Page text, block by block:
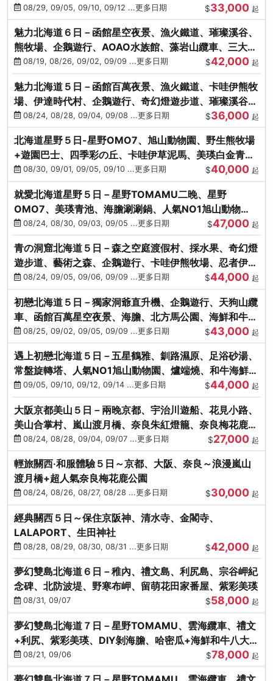
到飽08/29, 09/05, 09/10, 09/12 ...更多日期 $33,000 起
魅力北海道６日－函館星空夜景、漁火鐵道、璀璨溪谷、
熊牧場、企鵝遊行、AOAO水族館、藻岩山纜車、三大螃
蟹吃到飽
08/19, 08/26, 09/02, 09/09 ...更多日期 $42,000 起
魅力北海道５日－函館百萬夜景、漁火鐵道、卡哇伊熊牧
場、伊達時代村、企鵝遊行、奇幻燈遊步道、璀璨溪谷、
人氣NO1小丑漢堡
08/24, 08/28, 09/04, 09/08 ...更多日期 $36,000 起
北海道星野５日-星野OMO7、旭山動物園、野生熊牧場
+遊園巴士、四季彩の丘、卡哇伊草泥馬、美瑛白金青
池、螃蟹吃到飽
08/30, 09/01, 09/05, 09/10 ...更多日期 $40,000 起
就愛北海道星野５日－星野TOMAMU二晚、星野
OMO7、美瑛青池、海膽涮涮鍋、人氣NO1旭山動物
園、海鮮和牛螃蟹吃到飽
08/24, 08/30, 09/03, 09/05 ...更多日期 $47,000 起
青の洞窟北海道５日－森之空庭渡假村、採水果、奇幻燈
遊步道、藝術之森、企鵝遊行、卡哇伊熊牧場、忍者伊達
時代村、螃蟹吃到飽
08/24, 09/05, 09/06, 09/09 ...更多日期 $44,000 起
初戀北海道５日－獨家洞爺直升機、企鵝遊行、天狗山纜
車、函館百萬星空夜景、海膽、北方馬公園、海鮮和牛螃
蟹吃到飽
08/25, 09/02, 09/05, 09/09 ...更多日期 $43,000 起
遇上初戀北海道５日－五星鶴雅、釧路濕原、足浴砂湯、
常盤旋轉塔、人氣NO1旭山動物園、爐端燒、和牛海鮮螃
蟹吃到飽
09/05, 09/10, 09/12, 09/14 ...更多日期 $44,000 起
大阪京都美山５日－兩晚京都、宇治川遊船、花見小路、
美山合掌村、嵐山渡月橋、奈良朱紅燈籠、奈良梅花鹿、
流水瀑布電扶梯
08/24, 08/28, 09/04, 09/07 ...更多日期 $27,000 起
輕旅關西‧和服體驗５日～京都、大阪、奈良～浪漫嵐山
渡月橋+超人氣奈良梅花鹿公園
08/24, 08/26, 08/27, 08/28 ...更多日期 $30,000 起
經典關西５日～保住京阪神、清水寺、金閣寺、
LALAPORT、生田神社
08/28, 08/29, 08/30, 08/31 ...更多日期 $42,000 起
夢幻雙島北海道６日－稚內、禮文島、利尻島、宗谷岬紀
念碑、北防波堤、野寒布岬、留萌花田家番屋、紫彩美瑛
08/31, 09/07 $58,000 起
夢幻雙島北海道７日－星野TOMAMU、雲海纜車、禮文
+利尻、紫彩美瑛、DIY剝海膽、哈密瓜+海鮮和牛八大螃
蟹吃到飽
08/21, 09/06 $78,000 起